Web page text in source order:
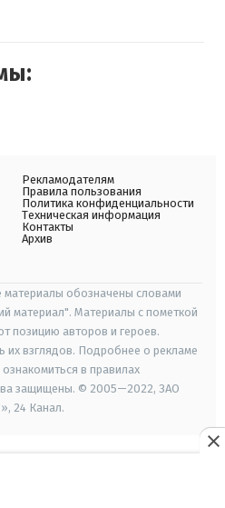
Рекламодателям
Правила пользования
Политика конфиденциальности
Техническая информация
Контакты
Архив
материалы обозначены словами
материал". Материалы с пометкой
позицию авторов и героев.
их взглядов. Подробнее о рекламе
в правилах
защищены. © 2005—2022, ЗАО
24 Канал.